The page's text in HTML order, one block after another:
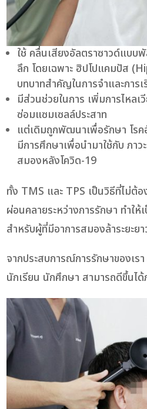
ใช้ คลื่นเสียงอัลตราซาวด์แบบ
ลึก โดยเฉพาะ ฮิปโปแคมปัส
บทบาทสำคัญในการจำและการ
มีส่วนช่วยในการ เพิ่มการไหล
ซ่อมแซมเซลล์ประสาท
แต่เดิมถูกพัฒนาเพื่อรักษา โร
มีการศึกษาเพื่อนำมาใช้กับ ภา
สมองหลังโควิด-19
ทั้ง TMS และ TPS เป็นวิธีที่ไม่ต้
ผ่อนคลายระหว่างการรักษา ทำให้
สำหรับผู้ที่มีอาการสมองล้าระยะยา
จากประสบการณ์การรักษาของเร
นักเรียน นักศึกษา สามารถดีขึ้นไ